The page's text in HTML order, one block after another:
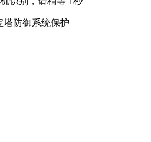
塔防御系统保护